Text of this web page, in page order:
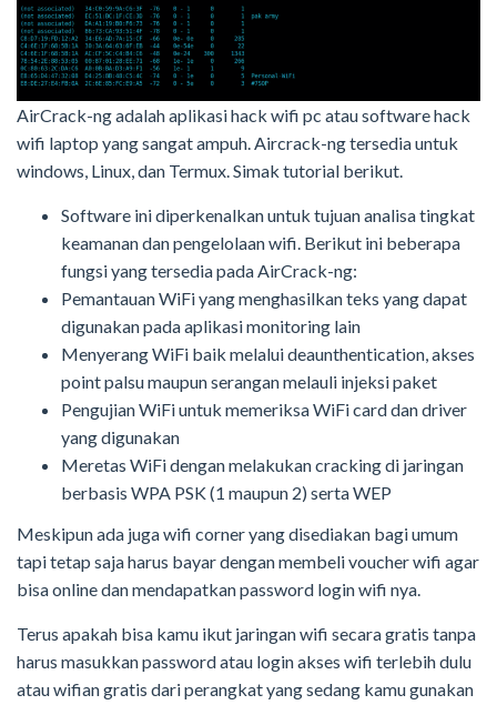
AirCrack-ng adalah aplikasi hack wifi pc atau software hack
wifi laptop yang sangat ampuh. Aircrack-ng tersedia untuk
windows, Linux, dan Termux. Simak tutorial berikut.
Software ini diperkenalkan untuk tujuan analisa tingkat
keamanan dan pengelolaan wifi. Berikut ini beberapa
fungsi yang tersedia pada AirCrack-ng:
Pemantauan WiFi yang menghasilkan teks yang dapat
digunakan pada aplikasi monitoring lain
Menyerang WiFi baik melalui deaunthentication, akses
point palsu maupun serangan melauli injeksi paket
Pengujian WiFi untuk memeriksa WiFi card dan driver
yang digunakan
Meretas WiFi dengan melakukan cracking di jaringan
berbasis WPA PSK (1 maupun 2) serta WEP
Meskipun ada juga wifi corner yang disediakan bagi umum
tapi tetap saja harus bayar dengan membeli voucher wifi agar
bisa online dan mendapatkan password login wifi nya.
Terus apakah bisa kamu ikut jaringan wifi secara gratis tanpa
harus masukkan password atau login akses wifi terlebih dulu
atau wifian gratis dari perangkat yang sedang kamu gunakan